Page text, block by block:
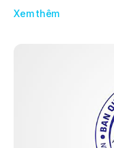
Xem thêm